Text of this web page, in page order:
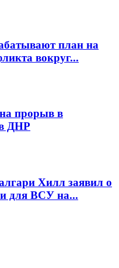
план на
вокруг...
прорыв в
ДНР
Хилл заявил о
для ВСУ на...